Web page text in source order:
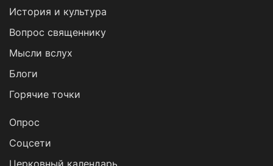
История и культура
Вопрос священнику
Мысли вслух
Блоги
Горячие точки
Опрос
Cоцсети